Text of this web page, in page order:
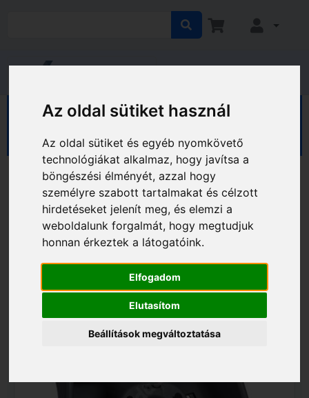
Az oldal sütiket használ
Az oldal sütiket és egyéb nyomkövető
technológiákat alkalmaz, hogy javítsa a
böngészési élményét, azzal hogy
személyre szabott tartalmakat és célzott
hirdetéseket jelenít meg, és elemzi a
weboldalunk forgalmát, hogy megtudjuk
honnan érkeztek a látogatóink.
Elfogadom
Elutasítom
Beállítások megváltoztatása
HÁZ KERT HOBBY
Hobby